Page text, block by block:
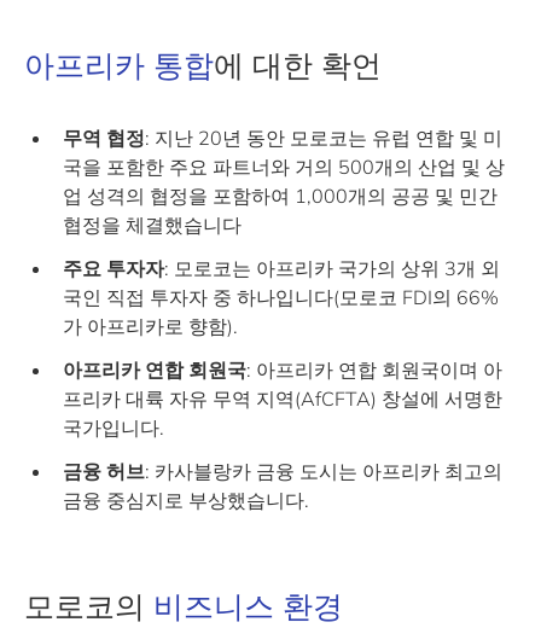
아프리카 통합에 대한 확언
무역 협정: 지난 20년 동안 모로코는 유럽 연합 및 미
국을 포함한 주요 파트너와 거의 500개의 산업 및 상
업 성격의 협정을 포함하여 1,000개의 공공 및 민간
협정을 체결했습니다
주요 투자자: 모로코는 아프리카 국가의 상위 3개 외
국인 직접 투자자 중 하나입니다(모로코 FDI의 66%
가 아프리카로 향함).
아프리카 연합 회원국: 아프리카 연합 회원국이며 아
프리카 대륙 자유 무역 지역(AfCFTA) 창설에 서명한
국가입니다.
금융 허브: 카사블랑카 금융 도시는 아프리카 최고의
금융 중심지로 부상했습니다.
모로코의 비즈니스 환경